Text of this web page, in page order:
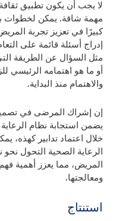
لا يجب أن يكون تطبيق
مهمة شاقة. يمكن لخطوات
كبيرًا في تعزيز تجربة
إدراج أسئلة قائمة على
مثل السؤال عن الطريقة
أو ما هو اهتمامه الرئيسي
والاهتمام منذ البداية.
إن إشراك المرضى في تصميم
يضمن استجابة نظام
خلال اعتماد تدابير كهذه،
الرعاية الصحية التحول
المريض، مما يعزز أهمية
ومعالجتها.
استنتاج